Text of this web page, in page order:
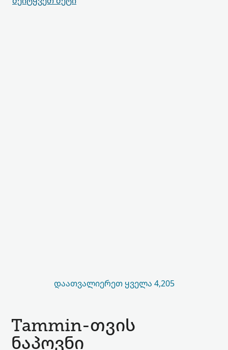
ᲓᲐᲐᲗᲕᲐᲚᲘᲔᲠᲔᲗ ᲧᲕᲔᲚᲐ 4,205
Tammin-თვის
ნაპოვნი